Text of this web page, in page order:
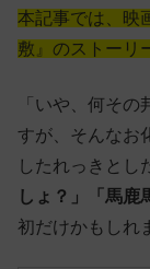
本記事では、映
敷』のストーリ
「いや、何そ
すが、そんなお
したれっきとし
しょ？」「馬鹿
初だけかもしれ